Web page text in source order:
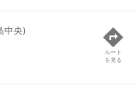
中央)
ルート
を見る